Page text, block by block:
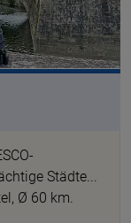
Städte...
Ø 60 km.